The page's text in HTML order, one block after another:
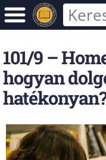
101/9 –
hogyan